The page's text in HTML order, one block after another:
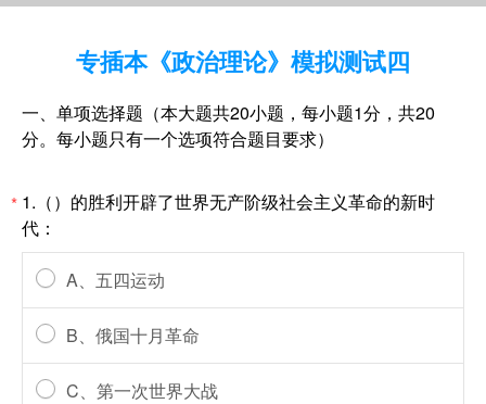
专插本《政治理论》模拟测试四
一、单项选择题（本大题共20小题，每小题1分，共20
分。每小题只有一个选项符合题目要求）
* 1.（）的胜利开辟了世界无产阶级社会主义革命的新时
代：
A、五四运动
B、俄国十月革命
C、第一次世界大战